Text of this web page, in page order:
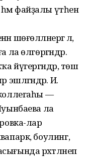
файҙалы үтһен
шөғөлләнергә лә,
ла өлгөргәндәр.
йүгергәндәр, төш
И.
—
ла
лар
боулинг,
рәхәтләнеп